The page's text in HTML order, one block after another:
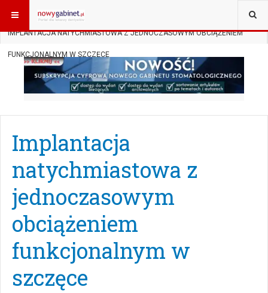
JESTEŚ TUTAJ: START PUBLIKACJE NAUKOWE
IMPLANTACJA NATYCHMIASTOWA Z JEDNOCZASOWYM OBCIĄŻENIEM
FUNKCJONALNYM W SZCZĘCE
Implantacja
natychmiastowa z
jednoczasowym
obciążeniem
funkcjonalnym w
szczęce